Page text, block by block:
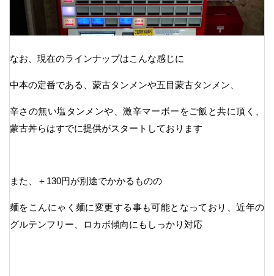
なお、現在のラインナップはこんな感じに
中本の定番である、蒙古タンメンや五目蒙古タンメン、
辛さの無い塩タンメンや、激辛マーボーをご飯と共に頂く、
蒙古丼らはすでに提供がスタートしております
また、＋130円が別途でかかるものの
麺をこんにゃく麺に変更する事も可能となっており、近年の
グルテンフリー、ロカボ傾向にもしっかり対応